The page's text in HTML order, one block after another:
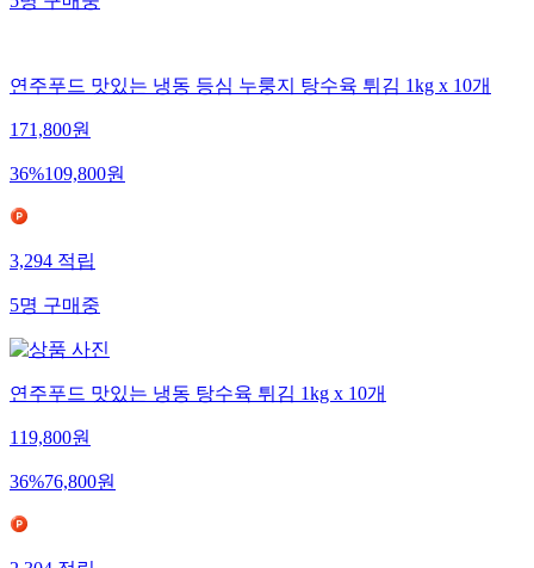
5명구매중
연주푸드 맛있는 냉동 등심 누룽지 탕수육 튀김 1kg x 10개
171,800원
36%109,800원
3,294적립
5명구매중
연주푸드 맛있는 냉동 탕수육 튀김 1kg x 10개
119,800원
36%76,800원